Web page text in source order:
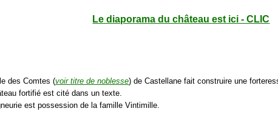
Le diaporama du château est ici - CLIC
des Comtes (voir titre de noblesse) de Castellane fait construire une
fortifié est cité dans un texte.
est possession de la famille Vintimille.